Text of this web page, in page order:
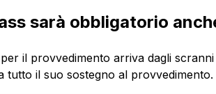
sarà obbligatorio
il provvedimento arriva dagli
tutto il suo sostegno al provvedimento.